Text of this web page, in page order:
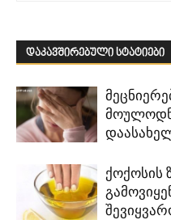
დაკავშირებული სტატიები
ქოქოსის